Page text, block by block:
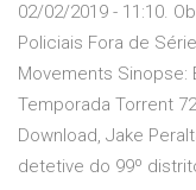
02/02/2019 - 11:10.
Policiais Fora de
Movements Sinopse:
Temporada Torrent
Download, Jake
detetive do 99º